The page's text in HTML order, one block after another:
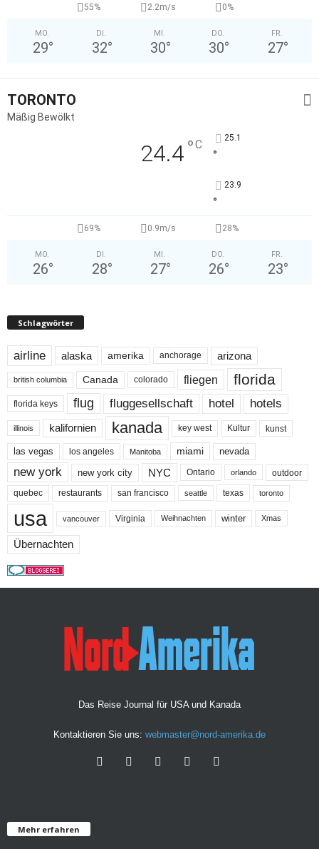
55% 2.2m/s 0%
MO.
29°
DI.
32°
MI.
30°
DO.
30°
FR.
27°
TORONTO
Mäßig Bewölkt
24.4°C 25.1
°
23.9
°
69% 0.9m/s 28%
MO.
26°
DI.
28°
MI.
27°
DO.
26°
FR.
23°
Schlagwörter
airline alaska amerika anchorage arizona
british columbia Canada colorado fliegen florida
florida keys flug fluggesellschaft hotel hotels
illinois kalifornien kanada key west Kultur kunst
las vegas los angeles Manitoba miami nevada
new york new york city NYC Ontario orlando outdoor
quebec restaurants san francisco seattle texas toronto
usa vancouver Virginia Weihnachten winter Xmas
Übernachten
Das Reise Journal für USA und Kanada
Kontaktieren Sie uns: webmaster@nord-amerika.de
Mehr erfahren